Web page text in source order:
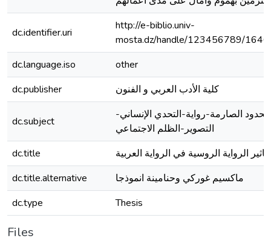
dc.identifier.uri
http://e-biblio.univ-
mosta.dz/handle/123456789/
dc.language.iso
other
dc.publisher
كلية الأدب العربي و الفنون
dc.subject
الحدود الصارمة-رواية-التحدي الإنساني-
التصوير-الظلم الاجتماعي
dc.title
تاثير الرواية الروسية في الرواية العربية
dc.title.alternative
ماكسيم غوركي وحنامينة انموذجا
dc.type
Thesis
Files